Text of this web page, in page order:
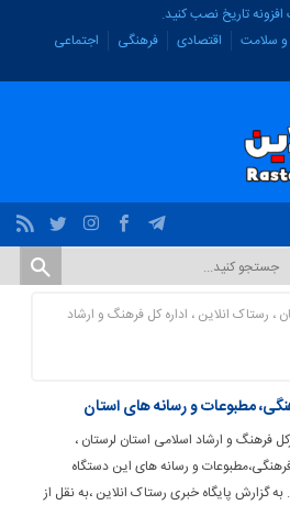
تاریخ نصب کنید.
سلامت اقتصادی فرهنگی
اجتماعی
، رستاک انلاین ، اداره کل فرهنگ و ارشاد
مطبوعات و رسانه های استان
فرهنگ و ارشاد اسلامی استان لرستان ،
و رسانه های این دستگاه
گزارش پایگاه خبری رستاک انلاین ،به نقل از